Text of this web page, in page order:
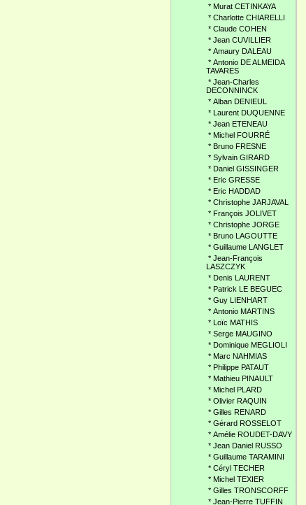
* Murat CETINKAYA
* Charlotte CHIARELLI
* Claude COHEN
* Jean CUVILLIER
* Amaury DALEAU
* Antonio DE ALMEIDA
TAVARES
* Jean-Charles
DECONNINCK
* Alban DENIEUL
* Laurent DUQUENNE
* Jean ETENEAU
* Michel FOURRÉ
* Bruno FRESNE
* Sylvain GIRARD
* Daniel GISSINGER
* Eric GRESSE
* Eric HADDAD
* Christophe JARJAVAL
* François JOLIVET
* Christophe JORGE
* Bruno LAGOUTTE
* Guillaume LANGLET
* Jean-François
LASZCZYK
* Denis LAURENT
* Patrick LE BEGUEC
* Guy LIENHART
* Antonio MARTINS
* Loïc MATHIS
* Serge MAUGINO
* Dominique MEGLIOLI
* Marc NAHMIAS
* Philippe PATAUT
* Mathieu PINAULT
* Michel PLARD
* Olivier RAQUIN
* Gilles RENARD
* Gérard ROSSELOT
* Amélie ROUDET-DAVY
* Jean Daniel RUSSO
* Guillaume TARAMINI
* Céryl TECHER
* Michel TEXIER
* Gilles TRONSCORFF
* Jean-Pierre TUFFIN